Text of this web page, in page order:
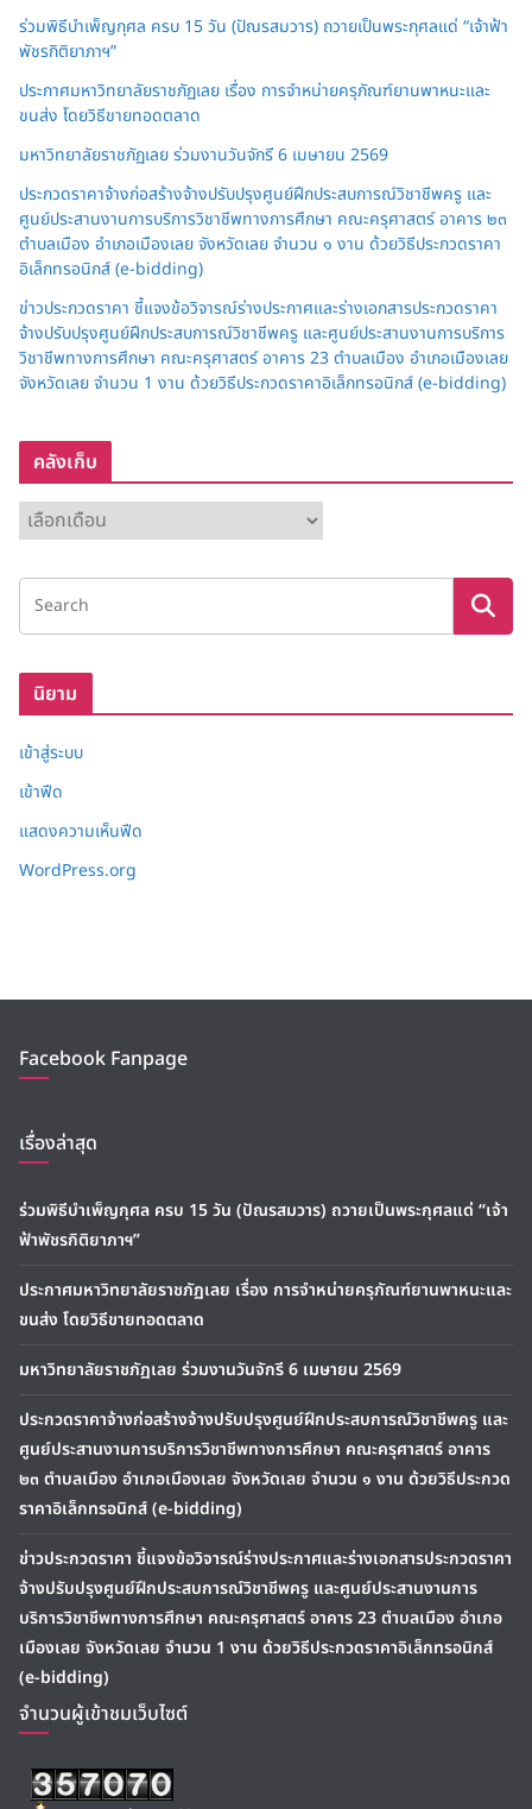
ร่วมพิธีบำเพ็ญกุศล ครบ 15 วัน (ปัณรสมวาร) ถวายเป็นพระกุศลแด่ “เจ้าฟ้า
พัชรกิติยาภาฯ”
ประกาศมหาวิทยาลัยราชภัฏเลย เรื่อง การจำหน่ายครุภัณฑ์ยานพาหนะและ
ขนส่ง โดยวิธีขายทอดตลาด
มหาวิทยาลัยราชภัฏเลย ร่วมงานวันจักรี 6 เมษายน 2569
ประกวดราคาจ้างก่อสร้างจ้างปรับปรุงศูนย์ฝึกประสบการณ์วิชาชีพครู และ
ศูนย์ประสานงานการบริการวิชาชีพทางการศึกษา คณะครุศาสตร์ อาคาร ๒๓
ตำบลเมือง อำเภอเมืองเลย จังหวัดเลย จำนวน ๑ งาน ด้วยวิธีประกวดราคา
อิเล็กทรอนิกส์ (e-bidding)
ข่าวประกวดราคา ชี้แจงข้อวิจารณ์ร่างประกาศและร่างเอกสารประกวดราคา
จ้างปรับปรุงศูนย์ฝึกประสบการณ์วิชาชีพครู และศูนย์ประสานงานการบริการ
วิชาชีพทางการศึกษา คณะครุศาสตร์ อาคาร 23 ตำบลเมือง อำเภอเมืองเลย
จังหวัดเลย จำนวน 1 งาน ด้วยวิธีประกวดราคาอิเล็กทรอนิกส์ (e-bidding)
คลังเก็บ
ลั
ง
ก็
นิยาม
เข้าสู่ระบบ
เข้าฟีด
แสดงความเห็นฟีด
WordPress.org
Facebook Fanpage
เรื่องล่าสุด
ร่วมพิธีบำเพ็ญกุศล ครบ 15 วัน (ปัณรสมวาร) ถวายเป็นพระกุศลแด่ “เจ้า
ฟ้าพัชรกิติยาภาฯ”
ประกาศมหาวิทยาลัยราชภัฏเลย เรื่อง การจำหน่ายครุภัณฑ์ยานพาหนะและ
ขนส่ง โดยวิธีขายทอดตลาด
มหาวิทยาลัยราชภัฏเลย ร่วมงานวันจักรี 6 เมษายน 2569
ประกวดราคาจ้างก่อสร้างจ้างปรับปรุงศูนย์ฝึกประสบการณ์วิชาชีพครู และ
ศูนย์ประสานงานการบริการวิชาชีพทางการศึกษา คณะครุศาสตร์ อาคาร
๒๓ ตำบลเมือง อำเภอเมืองเลย จังหวัดเลย จำนวน ๑ งาน ด้วยวิธีประกวด
ราคาอิเล็กทรอนิกส์ (e-bidding)
ข่าวประกวดราคา ชี้แจงข้อวิจารณ์ร่างประกาศและร่างเอกสารประกวดราคา
จ้างปรับปรุงศูนย์ฝึกประสบการณ์วิชาชีพครู และศูนย์ประสานงานการ
บริการวิชาชีพทางการศึกษา คณะครุศาสตร์ อาคาร 23 ตำบลเมือง อำเภอ
เมืองเลย จังหวัดเลย จำนวน 1 งาน ด้วยวิธีประกวดราคาอิเล็กทรอนิกส์
(e-bidding)
จำนวนผู้เข้าชมเว็บไซต์